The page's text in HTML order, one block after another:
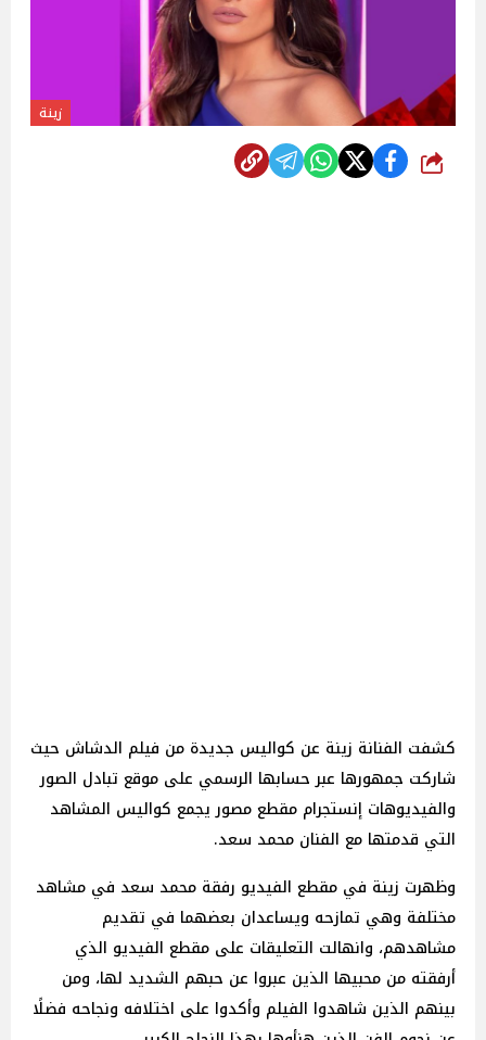
زينة
شارك
كشفت الفنانة زينة عن كواليس جديدة من فيلم الدشاش حيث
شاركت جمهورها عبر حسابها الرسمي على موقع تبادل الصور
والفيديوهات إنستجرام مقطع مصور يجمع كواليس المشاهد
التي قدمتها مع الفنان محمد سعد.
وظهرت زينة في مقطع الفيديو رفقة محمد سعد في مشاهد
مختلفة وهي تمازحه ويساعدان بعضهما في تقديم
مشاهدهم، وانهالت التعليقات على مقطع الفيديو الذي
أرفقته من محبيها الذين عبروا عن حبهم الشديد لها، ومن
بينهم الذين شاهدوا الفيلم وأكدوا على اختلافه ونجاحه فضلًا